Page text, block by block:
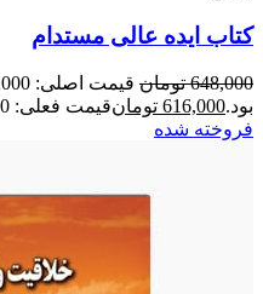
کتاب ایده عالی مستدام
648,000 تومان
بود.616,000 تومانقیمت فعلی: 616,000 تومان.
فروخته شده